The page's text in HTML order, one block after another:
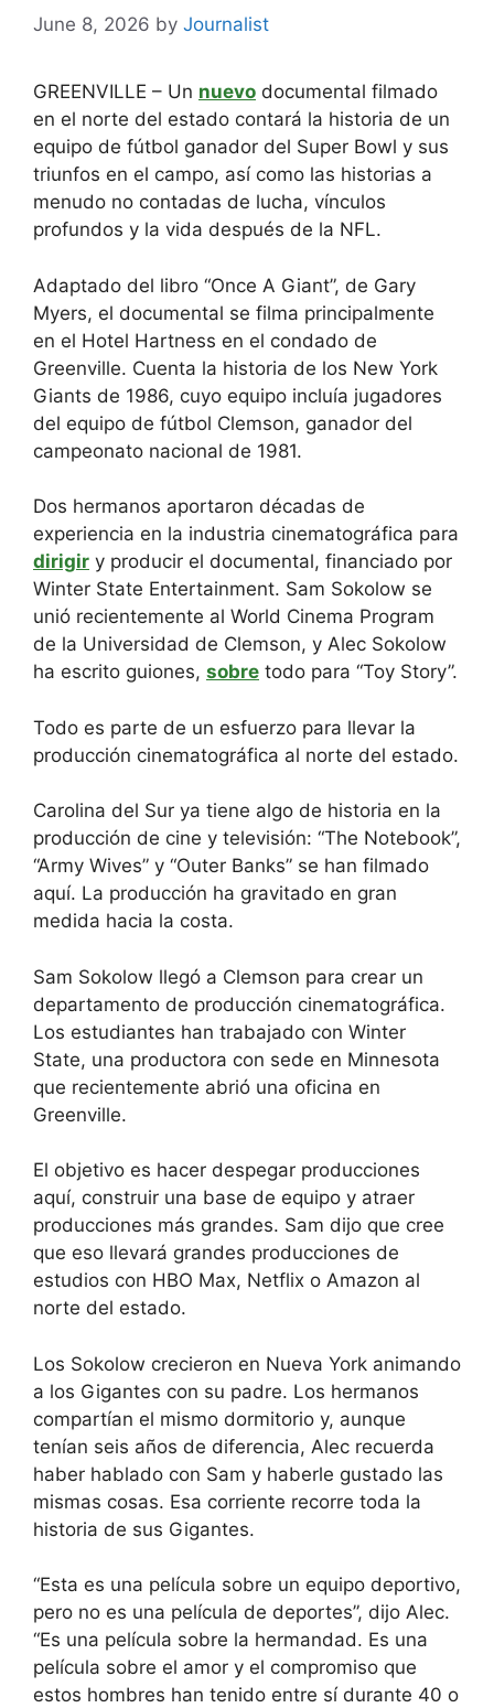
June 8, 2026 by Journalist
GREENVILLE – Un nuevo documental filmado
en el norte del estado contará la historia de un
equipo de fútbol ganador del Super Bowl y sus
triunfos en el campo, así como las historias a
menudo no contadas de lucha, vínculos
profundos y la vida después de la NFL.
Adaptado del libro “Once A Giant”, de Gary
Myers, el documental se filma principalmente
en el Hotel Hartness en el condado de
Greenville. Cuenta la historia de los New York
Giants de 1986, cuyo equipo incluía jugadores
del equipo de fútbol Clemson, ganador del
campeonato nacional de 1981.
Dos hermanos aportaron décadas de
experiencia en la industria cinematográfica para
dirigir y producir el documental, financiado por
Winter State Entertainment. Sam Sokolow se
unió recientemente al World Cinema Program
de la Universidad de Clemson, y Alec Sokolow
ha escrito guiones, sobre todo para “Toy Story”.
Todo es parte de un esfuerzo para llevar la
producción cinematográfica al norte del estado.
Carolina del Sur ya tiene algo de historia en la
producción de cine y televisión: “The Notebook”,
“Army Wives” y “Outer Banks” se han filmado
aquí. La producción ha gravitado en gran
medida hacia la costa.
Sam Sokolow llegó a Clemson para crear un
departamento de producción cinematográfica.
Los estudiantes han trabajado con Winter
State, una productora con sede en Minnesota
que recientemente abrió una oficina en
Greenville.
El objetivo es hacer despegar producciones
aquí, construir una base de equipo y atraer
producciones más grandes. Sam dijo que cree
que eso llevará grandes producciones de
estudios con HBO Max, Netflix o Amazon al
norte del estado.
Los Sokolow crecieron en Nueva York animando
a los Gigantes con su padre. Los hermanos
compartían el mismo dormitorio y, aunque
tenían seis años de diferencia, Alec recuerda
haber hablado con Sam y haberle gustado las
mismas cosas. Esa corriente recorre toda la
historia de sus Gigantes.
“Esta es una película sobre un equipo deportivo,
pero no es una película de deportes”, dijo Alec.
“Es una película sobre la hermandad. Es una
película sobre el amor y el compromiso que
estos hombres han tenido entre sí durante 40 o